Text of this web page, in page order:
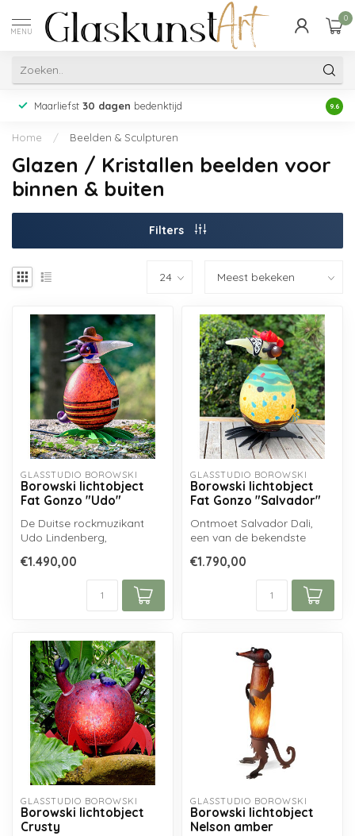
MENU
0
Maarliefst 30 dagen bedenktijd 9.6
Home / Beelden & Sculpturen
Glazen / Kristallen beelden voor
binnen & buiten
Filters
GLASSTUDIO BOROWSKI
Borowski lichtobject
Fat Gonzo "Udo"
De Duitse rockmuzikant
Udo Lindenberg,
zonnebril en panie...
€1.490,00
GLASSTUDIO BOROWSKI
Borowski lichtobject
Fat Gonzo "Salvador"
Ontmoet Salvador Dali,
een van de bekendste
De Borows...
€1.790,00
GLASSTUDIO BOROWSKI
Borowski lichtobject
Crusty
GLASSTUDIO BOROWSKI
Borowski lichtobject
Nelson amber